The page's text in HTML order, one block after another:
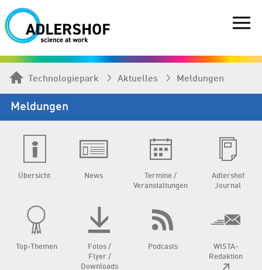
Technologiepark Aktuelles Meldungen
Meldungen
Übersicht News
Termine /
Veranstaltungen
Adlershof
Journal
Top-Themen
Fotos /
Flyer /
Downloads
Podcasts
WISTA-
Redaktion